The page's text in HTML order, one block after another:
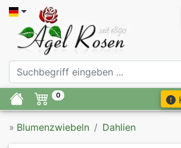
0
» Blumenzwiebeln Dahlien